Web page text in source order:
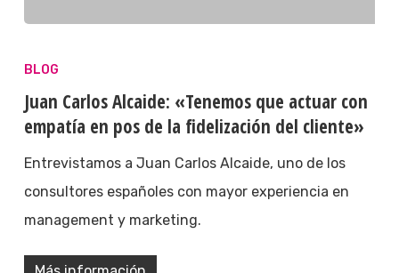
BLOG
Juan Carlos Alcaide: «Tenemos que actuar con
empatía en pos de la fidelización del cliente»
Entrevistamos a Juan Carlos Alcaide, uno de los
consultores españoles con mayor experiencia en
management y marketing.